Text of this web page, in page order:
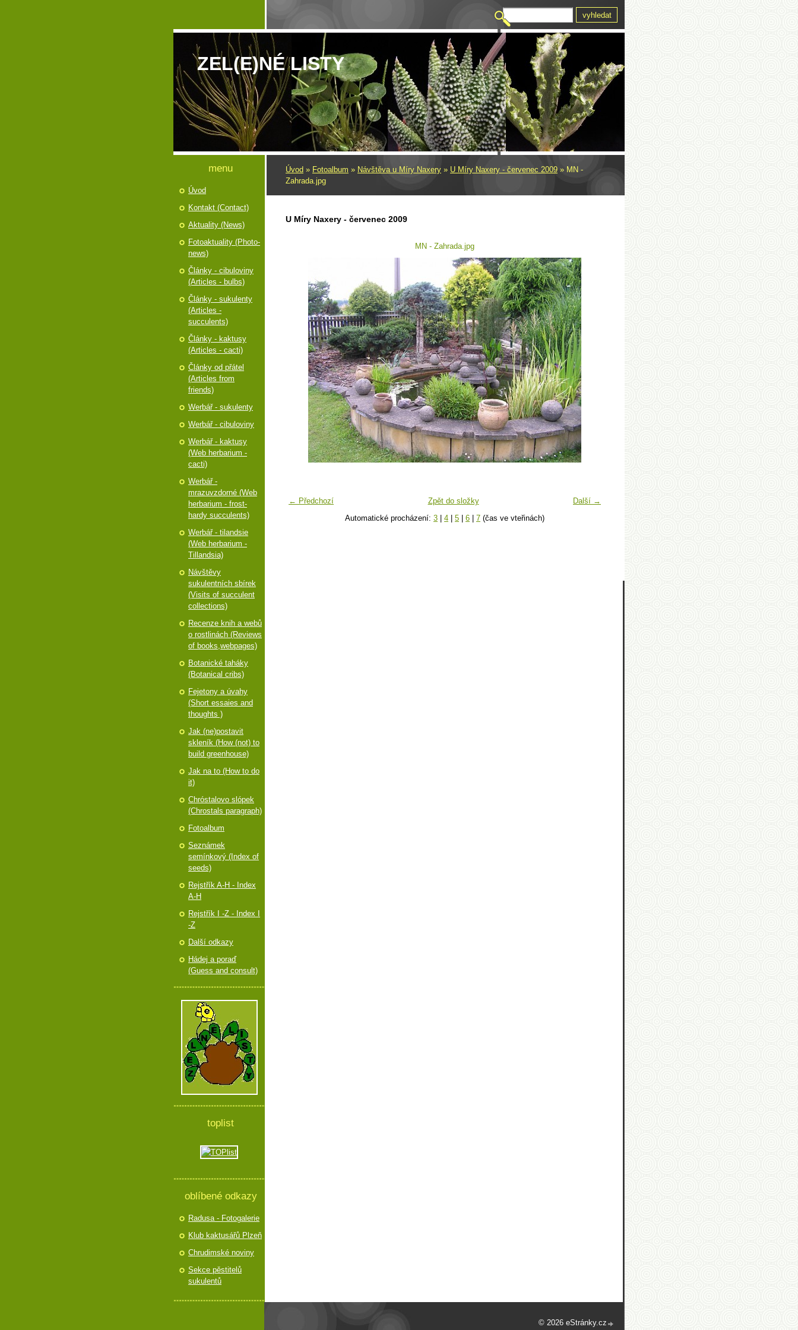
ZEL(E)NÉ LISTY
Úvod » Fotoalbum » Návštěva u Míry Naxery » U Míry Naxery - červenec 2009 » MN -
Zahrada.jpg
U Míry Naxery - červenec 2009
MN - Zahrada.jpg
← Předchozí Další →
Zpět do složky
Automatické procházení: 3 4 5 6 7 (čas ve vteřinách)
menu
Úvod
Kontakt (Contact)
Aktuality (News)
Fotoaktuality (Photo-
news)
Články - cibuloviny
(Articles - bulbs)
Články - sukulenty
(Articles -
succulents)
Články - kaktusy
(Articles - cacti)
Články od přátel
(Articles from
friends)
Werbář - sukulenty
Werbář - cibuloviny
Werbář - kaktusy
(Web herbarium -
cacti)
Werbář -
mrazuvzdorné (Web
herbarium - frost-
hardy succulents)
Werbář - tilandsie
(Web herbarium -
Tillandsia)
Návštěvy
sukulentních sbírek
(Visits of succulent
collections)
Recenze knih a webů
o rostlinách (Reviews
of books,webpages)
Botanické taháky
(Botanical cribs)
Fejetony a úvahy
(Short essaies and
thoughts )
Jak (ne)postavit
skleník (How (not) to
build greenhouse)
Jak na to (How to do
it)
Chróstalovo slópek
(Chrostals paragraph)
Fotoalbum
Seznámek
semínkový (Index of
seeds)
Rejstřík A-H - Index
A-H
Rejstřík I -Z - Index I
-Z
Další odkazy
Hádej a poraď
(Guess and consult)
toplist
oblíbené odkazy
Radusa - Fotogalerie
Klub kaktusářů Plzeň
Chrudimské noviny
Sekce pěstitelů
sukulentů
© 2026 eStránky.cz